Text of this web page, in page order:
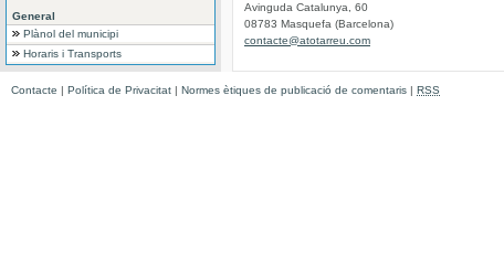
General
Plànol del municipi
Horaris i Transports
Avinguda Catalunya, 60
08783 Masquefa (Barcelona)
contacte@atotarreu.com
Contacte | Política de Privacitat | Normes ètiques de publicació de comentaris | RSS